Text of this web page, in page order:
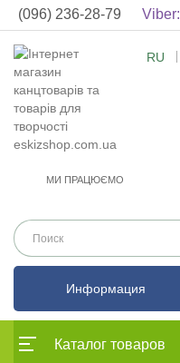
(096) 236-28-79 Viber:
МИ ПРАЦЮЄМО
RU
Информация
Каталог товаров